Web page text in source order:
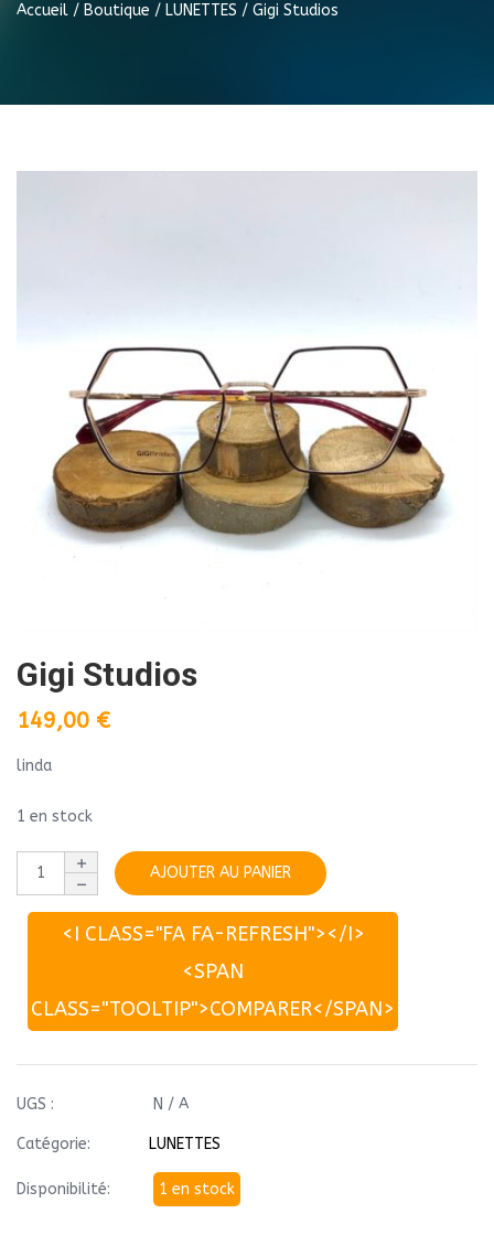
Accueil / Boutique / LUNETTES / Gigi Studios
Gigi Studios
149,00 €
linda
1 en stock
AJOUTER AU PANIER
<I CLASS="FA FA-REFRESH"></I>
<SPAN
CLASS="TOOLTIP">COMPARER</SPAN>
UGS : N / A
Catégorie: LUNETTES
Disponibilité: 1 en stock